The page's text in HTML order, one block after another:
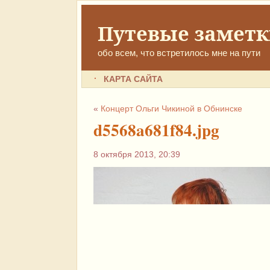
Путевые
обо всем, что встретилось мне на пути
КАРТА САЙТА
« Концерт Ольги Чикиной в Обнинске
d5568a681f84.jpg
8 октября 2013, 20:39